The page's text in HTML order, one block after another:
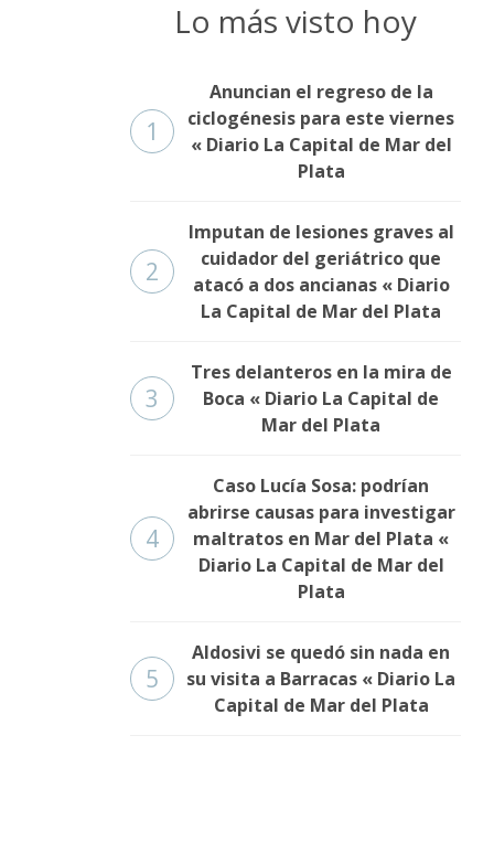
Lo más visto hoy
1
Anuncian el regreso de la
ciclogénesis para este viernes
« Diario La Capital de Mar del
Plata
2
Imputan de lesiones graves al
cuidador del geriátrico que
atacó a dos ancianas « Diario
La Capital de Mar del Plata
3
Tres delanteros en la mira de
Boca « Diario La Capital de
Mar del Plata
4
Caso Lucía Sosa: podrían
abrirse causas para investigar
maltratos en Mar del Plata «
Diario La Capital de Mar del
Plata
5
Aldosivi se quedó sin nada en
su visita a Barracas « Diario La
Capital de Mar del Plata